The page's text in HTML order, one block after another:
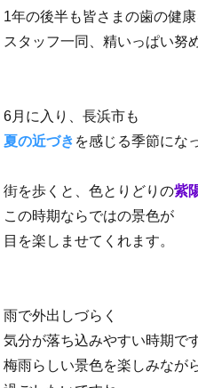
1年の後半も皆さまの歯の健康
スタッフ一同、精いっぱい努
6月に入り、⻑浜市も
夏の近づき を感じる季節にな
街を歩くと、色とりどりの紫
この時期ならではの景色が
目を楽しませてくれます。
雨で外出しづらく
気分が落ち込みやすい時期で
梅雨らしい景色を楽しみなが